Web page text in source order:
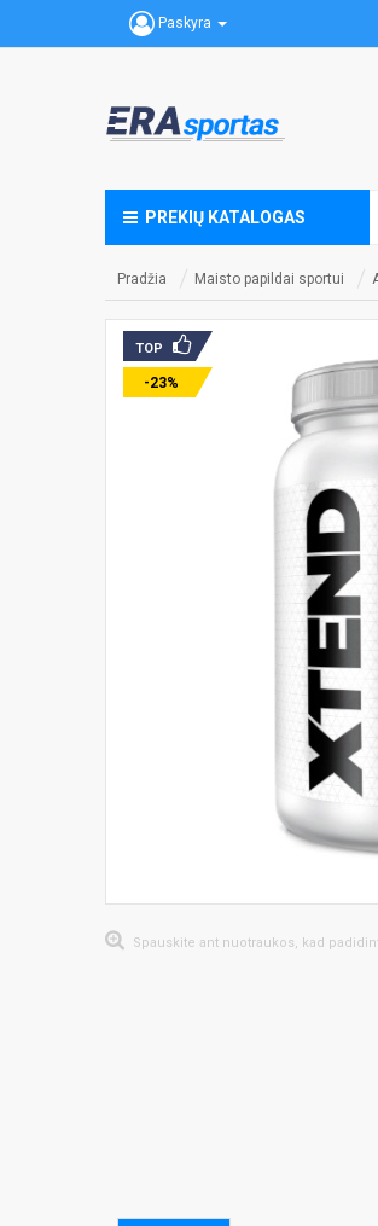
Paskyra
PREKIŲ KATALOGAS
Pradžia Maisto papildai sportui
TOP
-23%
Spauskite ant nuotraukos, kad